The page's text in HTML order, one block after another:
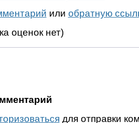
или обратную
оценок нет)
для отправки